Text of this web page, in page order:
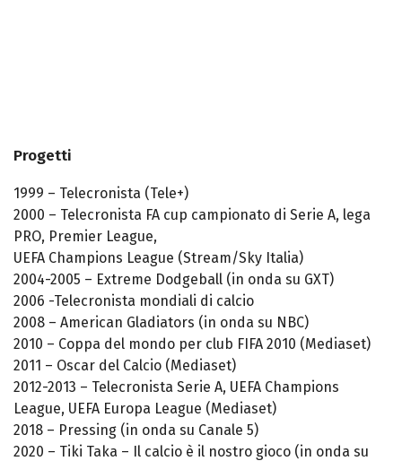
Progetti
1999 – Telecronista (Tele+)
2000 – Telecronista FA cup campionato di Serie A, lega
PRO, Premier League,
UEFA Champions League (Stream/Sky Italia)
2004-2005 – Extreme Dodgeball (in onda su GXT)
2006 -Telecronista mondiali di calcio
2008 – American Gladiators (in onda su NBC)
2010 – Coppa del mondo per club FIFA 2010 (Mediaset)
2011 – Oscar del Calcio (Mediaset)
2012-2013 – Telecronista Serie A, UEFA Champions
League, UEFA Europa League (Mediaset)
2018 – Pressing (in onda su Canale 5)
2020 – Tiki Taka – Il calcio è il nostro gioco (in onda su